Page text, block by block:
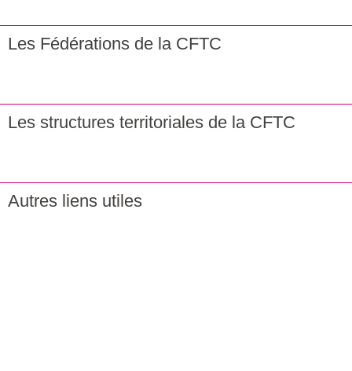
Les Fédérations de la CFTC
Les structures territoriales de la CFTC
Autres liens utiles